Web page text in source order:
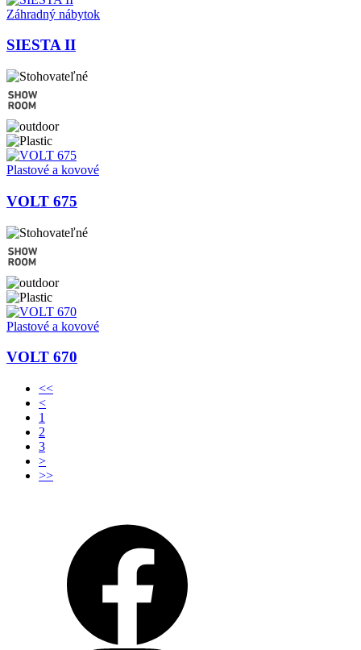
Záhradný nábytok
SIESTA II
Plastové a kovové
VOLT 675
Plastové a kovové
VOLT 670
<<
<
1
2
3
>
>>